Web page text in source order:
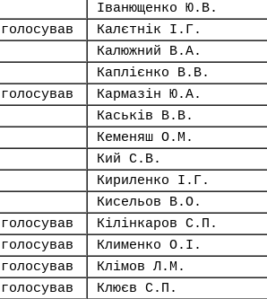
Іванющенко Ю.В.
Калєтнік І.Г.
Калюжний В.А.
Каплієнко В.В.
Кармазін Ю.А.
Каськів В.В.
Кеменяш О.М.
Кий С.В.
Кириленко І.Г.
Кисельов В.О.
Кілінкаров С.П.
Клименко О.І.
Клімов Л.М.
Клюєв С.П.